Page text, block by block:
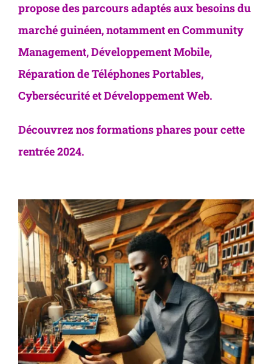
propose des parcours adaptés aux besoins du
marché guinéen, notamment en Community
Management, Développement Mobile,
Réparation de Téléphones Portables,
Cybersécurité et Développement Web.
Découvrez nos formations phares pour cette
rentrée 2024.